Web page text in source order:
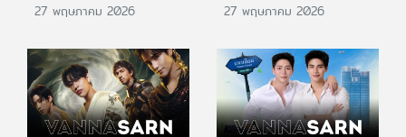
27 พฤษภาคม 2026 27 พฤษภาคม 2026